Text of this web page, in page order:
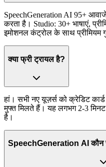
SpeechGeneration AI 95+
करता है। Studio: 30+ भाषाएं,
इमोशनल कंट्रोल के साथ प्रीमियम
क्या फ्री ट्रायल है?
हां। सभी नए यूज़र्स को क्रेडिट
मुफ्त मिलते हैं। यह लगभग 2-3
है।
SpeechGeneration AI कौन से